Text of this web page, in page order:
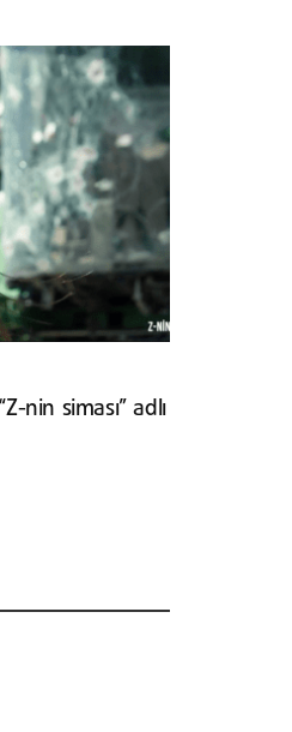
nin siması” adlı